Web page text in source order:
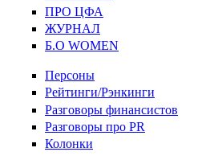
ПРО ЦФА
ЖУРНАЛ
Б.О WOMEN
Персоны
Рейтинги/Рэнкинги
Разговоры финансистов
Разговоры про PR
Колонки